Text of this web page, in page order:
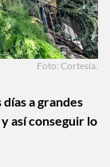
a grandes
así conseguir lo